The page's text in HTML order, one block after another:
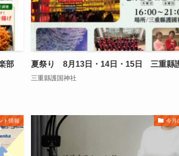
部 夏祭り 8月13日・14日・15日 三重縣
三重縣護国神社
ト情報 今月